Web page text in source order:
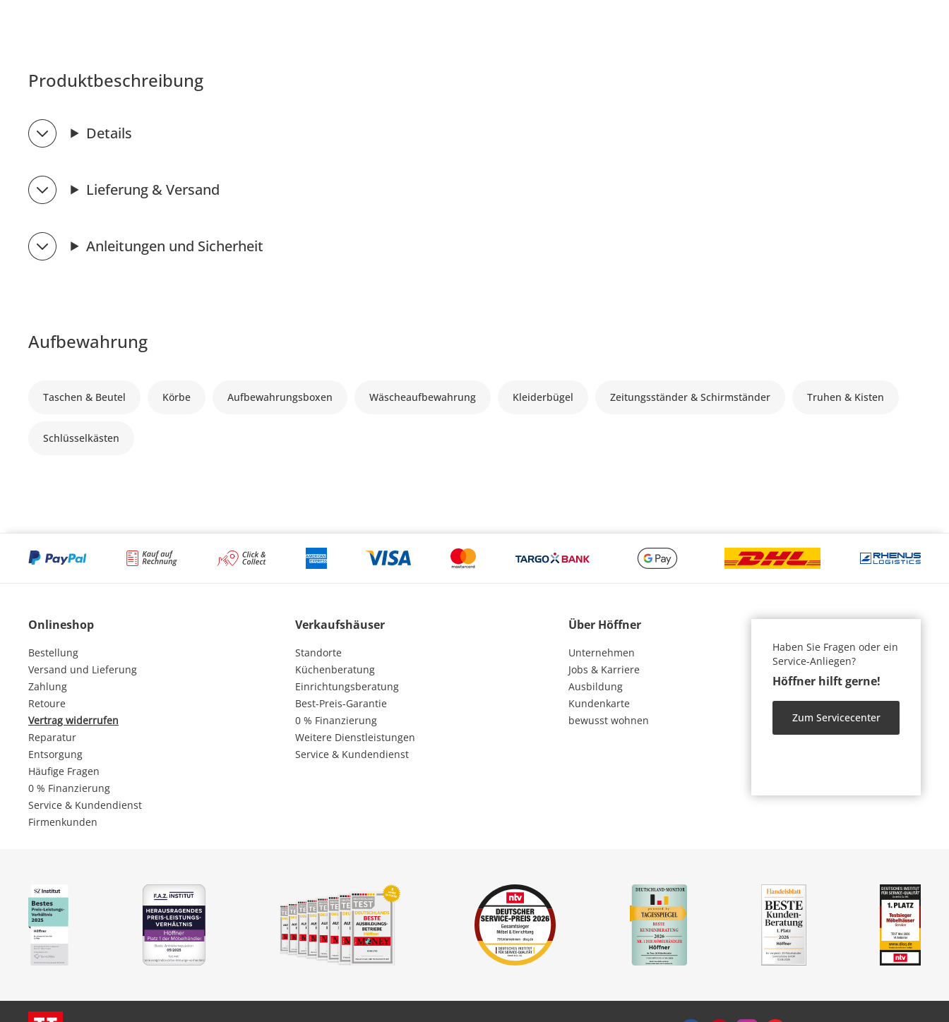
Produktbeschreibung
Details
Lieferung & Versand
Anleitungen und Sicherheit
Aufbewahrung
Taschen & Beutel Körbe Aufbewahrungsboxen Wäscheaufbewahrung Kleiderbügel Zeitungsständer & Schirmständer Truhen & Kisten
Schlüsselkästen
Onlineshop
Bestellung
Versand und Lieferung
Zahlung
Retoure
Vertrag widerrufen
Reparatur
Entsorgung
Häufige Fragen
0 % Finanzierung
Service & Kundendienst
Firmenkunden
Verkaufshäuser
Standorte
Küchenberatung
Einrichtungsberatung
Best-Preis-Garantie
0 % Finanzierung
Weitere Dienstleistungen
Service & Kundendienst
Über Höffner
Unternehmen
Jobs & Karriere
Ausbildung
Kundenkarte
bewusst wohnen
Haben Sie Fragen oder ein
Service-Anliegen?
Höffner hilft gerne!
Zum Servicecenter